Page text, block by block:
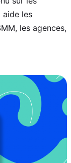
aide les
les agences,